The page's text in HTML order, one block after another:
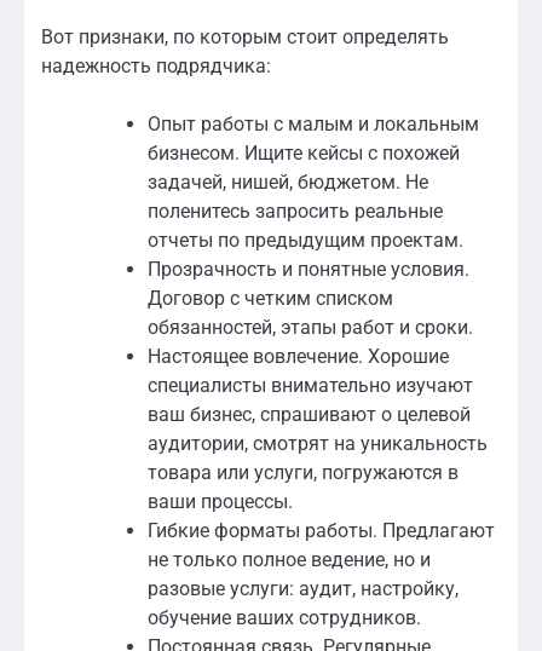
Вот признаки, по которым стоит определять
надежность подрядчика:
Опыт работы с малым и локальным
бизнесом. Ищите кейсы с похожей
задачей, нишей, бюджетом. Не
поленитесь запросить реальные
отчеты по предыдущим проектам.
Прозрачность и понятные условия.
Договор с четким списком
обязанностей, этапы работ и сроки.
Настоящее вовлечение. Хорошие
специалисты внимательно изучают
ваш бизнес, спрашивают о целевой
аудитории, смотрят на уникальность
товара или услуги, погружаются в
ваши процессы.
Гибкие форматы работы. Предлагают
не только полное ведение, но и
разовые услуги: аудит, настройку,
обучение ваших сотрудников.
Постоянная связь. Регулярные